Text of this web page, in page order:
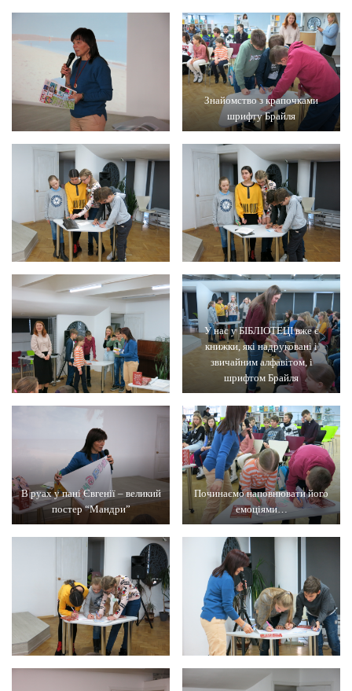
Знайомство з крапочками
шрифту Брайля
У нас у БІБЛІОТЕЦІ вже є
книжки, які надруковані і
звичайним алфавітом, і
шрифтом Брайля
В руах у пані Євгенії – великий
постер “Мандри”
Починаємо наповнювати його
емоціями…